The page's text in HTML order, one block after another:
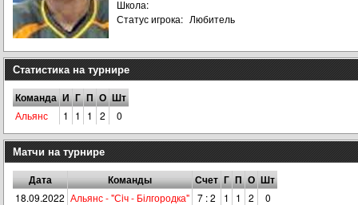
Школа:
Статус игрока: Любитель
Статистика на турнире
Команда И Г П О Шт
Альянс 1 1 1 2 0
Матчи на турнире
Дата Команды Счет Г П О Шт
18.09.2022 Альянс - "Сiч - Білгородка" 7 : 2 1 1 2 0